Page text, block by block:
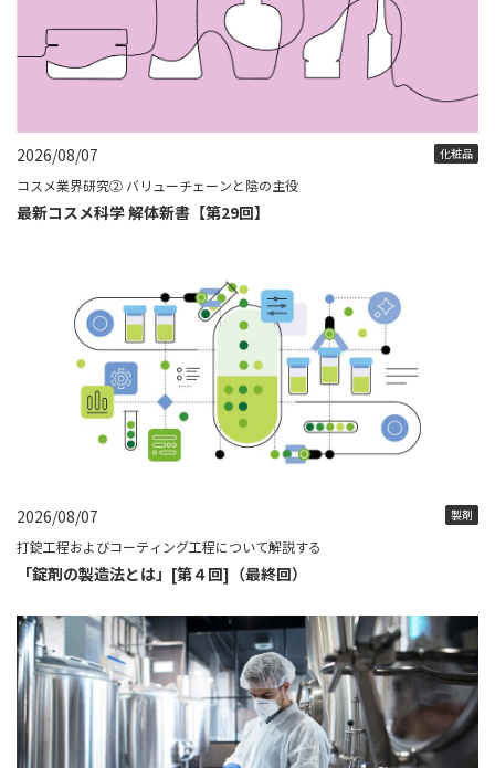
2026/08/07 化粧品
コスメ業界研究② バリューチェーンと陰の主役
最新コスメ科学 解体新書【第29回】
2026/08/07 製剤
打錠工程およびコーティング工程について解説する
「錠剤の製造法とは」[第４回]（最終回）